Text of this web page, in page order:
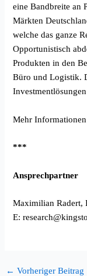
eine Bandbreite an
Märkten
welche das ganze
Opportunistisch
Produkten in den
Büro und Logistik.
Mehr
***
Ansprechpartner
Maximilian Radert,
E:
← Vorheriger Beitrag